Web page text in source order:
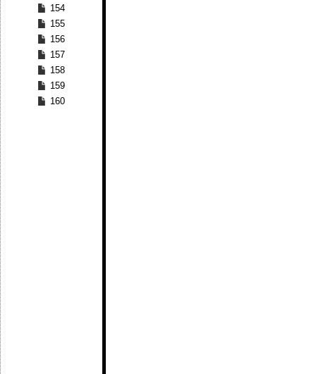
154
155
156
157
158
159
160